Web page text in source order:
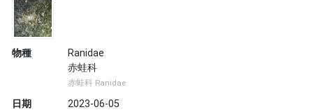
物種
Ranidae
赤蛙科
赤蛙科 Ranidae
日期
2023-06-05